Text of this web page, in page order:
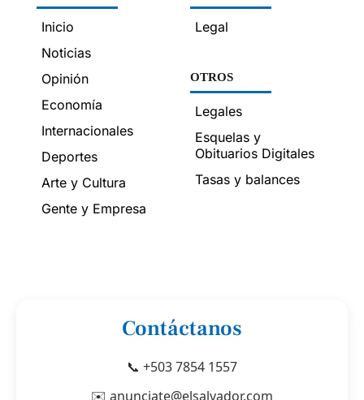
Inicio
Noticias
Opinión
Economía
Internacionales
Deportes
Arte y Cultura
Gente y Empresa
Legal
OTROS
Legales
Esquelas y
Obituarios Digitales
Tasas y balances
Contáctanos
📞 +503 7854 1557
✉️ anunciate@elsalvador.com